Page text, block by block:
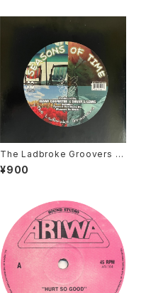
The Ladbroke Groovers -
Seasons Of Time [MAW / 1
997]
¥900